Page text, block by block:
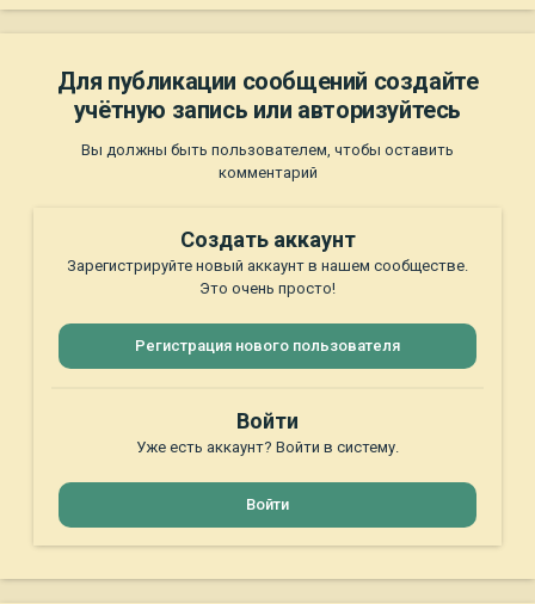
Для публикации сообщений создайте
учётную запись или авторизуйтесь
Вы должны быть пользователем, чтобы оставить
комментарий
Создать аккаунт
Зарегистрируйте новый аккаунт в нашем сообществе.
Это очень просто!
Регистрация нового пользователя
Войти
Уже есть аккаунт? Войти в систему.
Войти